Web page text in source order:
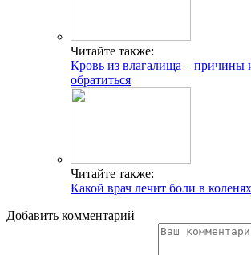
Читайте также:
Кровь из влагалища – причины
обратиться
Читайте также:
Какой врач лечит боли в коленях
Добавить комментарий